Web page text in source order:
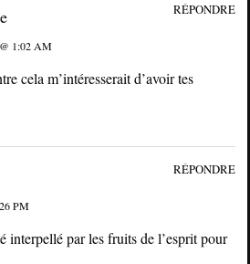
@ 1:02 AM
cela m’intéresserait d’avoir tes
RÉPONDRE
PM
interpellé par les fruits de l’esprit pour
RÉPONDRE